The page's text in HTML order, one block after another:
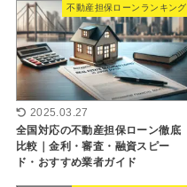
不動産担保ローンランキング
2025.03.27
全国対応の不動産担保ローン徹底
比較｜金利・審査・融資スピー
ド・おすすめ業者ガイド